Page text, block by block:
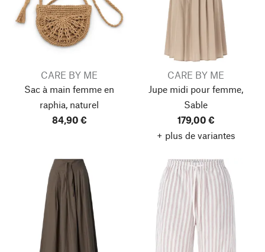
CARE BY ME
Sac à main femme en
raphia, naturel
84,90 €
CARE BY ME
Jupe midi pour femme,
Sable
179,00 €
+ plus de variantes